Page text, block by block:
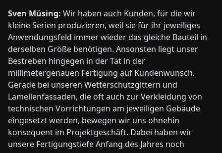
Sven Müsing: Wir haben auch Kunden, für die wir
kleine Serien produzieren, weil sie für ihr jeweiliges
Anwendungsfeld immer wieder das gleiche Bauteil in
derselben Größe benötigen. Ansonsten liegt unser
Bestreben hingegen in der Tat in der
millimetergenauen Fertigung auf Kundenwunsch.
Gerade bei unseren Wetterschutzgittern und
Lamellenfassaden, die oft auch zur Verkleidung von
technischen Vorrichtungen am jeweiligen Gebäude
eingesetzt werden, bewegen wir uns ohnehin
konsequent im Projektgeschäft. Dabei haben wir
unsere Fertigungstiefe Anfang des Jahres noch